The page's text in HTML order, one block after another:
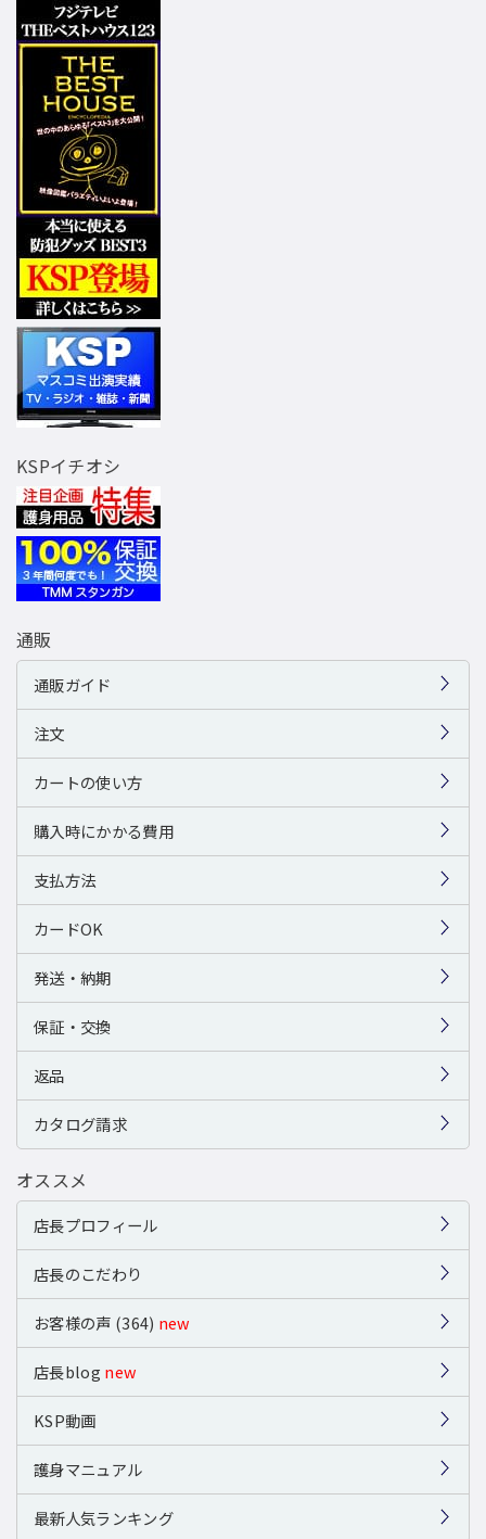
KSPイチオシ
通販
通販ガイド
注文
カートの使い方
購入時にかかる費用
支払方法
カードOK
発送・納期
保証・交換
返品
カタログ請求
オススメ
店長プロフィール
店長のこだわり
お客様の声 (364) new
店長blog new
KSP動画
護身マニュアル
最新人気ランキング